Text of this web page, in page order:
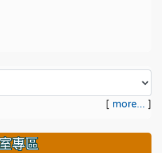
[ more... ]
專區